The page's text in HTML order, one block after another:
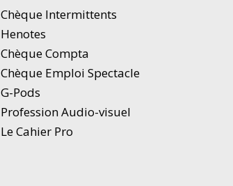
Chèque Intermittents
Henotes
Chèque Compta
Chèque Emploi Spectacle
G-Pods
Profession Audio-visuel
Le Cahier Pro